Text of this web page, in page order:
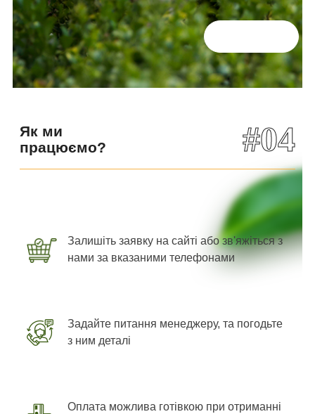
Як ми
працюємо?
#04
Залишіть заявку на сайті або зв'яжіться з
нами за вказаними телефонами
Задайте питання менеджеру, та погодьте
з ним деталі
Оплата можлива готівкою при отриманні